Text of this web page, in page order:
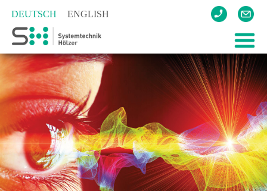
DEUTSCH ENGLISH